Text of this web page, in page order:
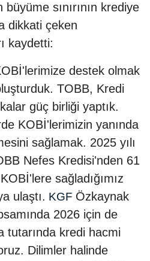
sınırının krediye
dikkati çeken
kaydetti:
destek olmak
TOBB, Kredi
güç birliği yaptık.
KOBİ'lerimizin yanında
sağlamak. 2025 yılı
Nefes Kredisi'nden 61
sağladığımız
ulaştı. KGF Özkaynak
2026 için de
tutarında kredi hacmi
Dilimler halinde